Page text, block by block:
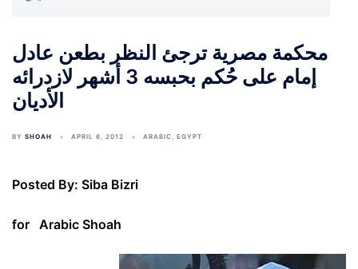
محكمة مصرية ترجئ النظر بطعن عادل
إمام على حُكم بحبسه 3 أشهر لازدرائه
الأديان
BY SHOAH APRIL 6, 2012 ARABIC, EGYPT
Posted By: Siba Bizri
for Arabic Shoah